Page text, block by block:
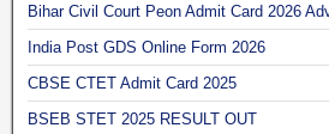
Bihar Civil Court Peon Admit Card 2026
India Post GDS Online Form 2026
CBSE CTET Admit Card 2025
BSEB STET 2025 RESULT OUT